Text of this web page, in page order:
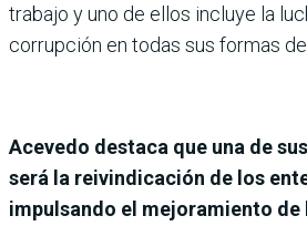
trabajo y uno de ellos incluye la
corrupción en todas sus formas
Acevedo destaca que una de
será la reivindicación de los
impulsando el mejoramiento de